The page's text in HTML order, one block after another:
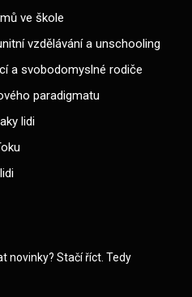
ve škole
vzdělávání a unschooling
a svobodomyslné rodiče
paradigmatu
lidi
novinky? Stačí říct. Tedy